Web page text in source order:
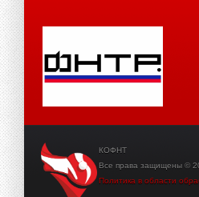
КОФНТ
Все права защищены ©
Политика в области